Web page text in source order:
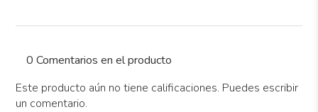
0 Comentarios en el producto
Este producto aún no tiene calificaciones. Puedes escribir
un comentario.